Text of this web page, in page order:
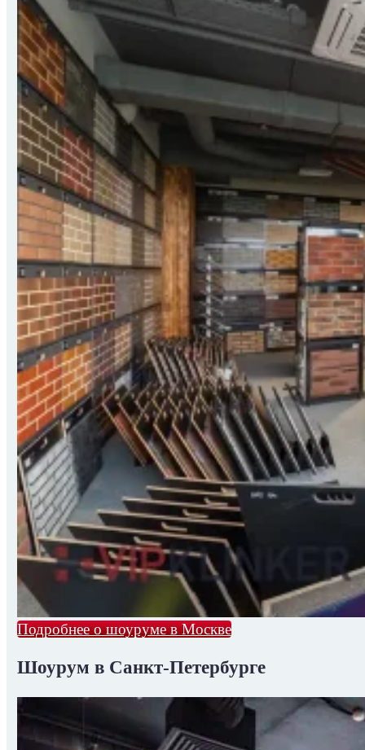
Подробнее о шоуруме в Москве
Шоурум в Санкт-Петербурге